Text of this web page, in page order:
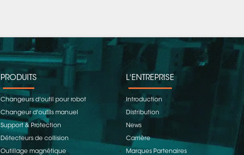
PRODUITS
Changeurs d'outil pour robot
Changeur d'outils manuel
Support & Protection
Détecteurs de collision
Outillage magnétique
L'ENTREPRISE
Introduction
Distribution
News
Carrière
Marques Partenaires